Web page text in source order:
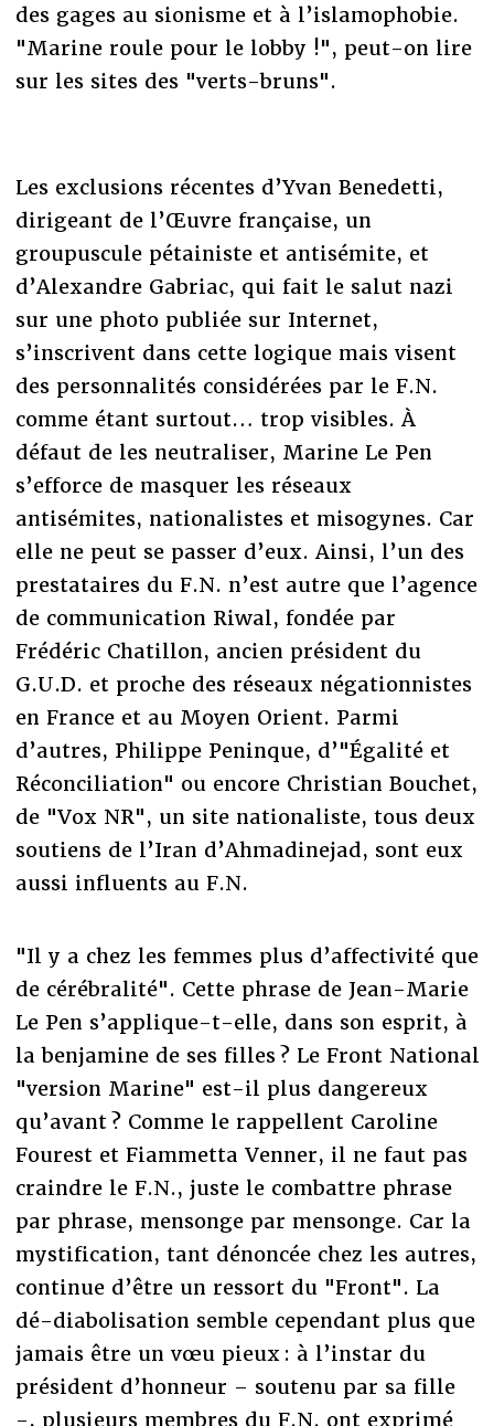
des gages au sionisme et à l’islamophobie.
"Marine roule pour le lobby !", peut-on lire
sur les sites des "verts-bruns".
Les exclusions récentes d’Yvan Benedetti,
dirigeant de l’Œuvre française, un
groupuscule pétainiste et antisémite, et
d’Alexandre Gabriac, qui fait le salut nazi
sur une photo publiée sur Internet,
s’inscrivent dans cette logique mais visent
des personnalités considérées par le F.N.
comme étant surtout… trop visibles. À
défaut de les neutraliser, Marine Le Pen
s’efforce de masquer les réseaux
antisémites, nationalistes et misogynes. Car
elle ne peut se passer d’eux. Ainsi, l’un des
prestataires du F.N. n’est autre que l’agence
de communication Riwal, fondée par
Frédéric Chatillon, ancien président du
G.U.D. et proche des réseaux négationnistes
en France et au Moyen Orient. Parmi
d’autres, Philippe Peninque, d’"Égalité et
Réconciliation" ou encore Christian Bouchet,
de "Vox NR", un site nationaliste, tous deux
soutiens de l’Iran d’Ahmadinejad, sont eux
aussi influents au F.N.
"Il y a chez les femmes plus d’affectivité que
de cérébralité". Cette phrase de Jean-Marie
Le Pen s’applique-t-elle, dans son esprit, à
la benjamine de ses filles ? Le Front National
"version Marine" est-il plus dangereux
qu’avant ? Comme le rappellent Caroline
Fourest et Fiammetta Venner, il ne faut pas
craindre le F.N., juste le combattre phrase
par phrase, mensonge par mensonge. Car la
mystification, tant dénoncée chez les autres,
continue d’être un ressort du "Front". La
dé-diabolisation semble cependant plus que
jamais être un vœu pieux : à l’instar du
président d’honneur – soutenu par sa fille
-, plusieurs membres du F.N. ont exprimé